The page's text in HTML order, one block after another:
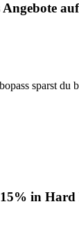
sparst du
in Hard